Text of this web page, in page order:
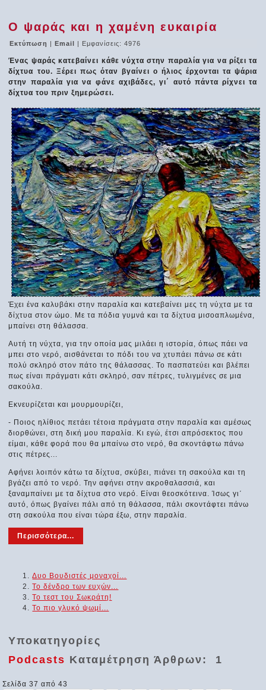
Ο ψαράς και η χαμένη ευκαιρία
Εκτύπωση |Email | Εμφανίσεις: 4976
Ένας ψαράς κατεβαίνει κάθε νύχτα στην παραλία για να ρίξει τα
δίχτυα του. Ξέρει πως όταν βγαίνει ο ήλιος έρχονται τα ψάρια
στην παραλία για να φάνε αχιβάδες, γι΄ αυτό πάντα ρίχνει τα
δίχτυα του πριν ξημερώσει.
Έχει ένα καλυβάκι στην παραλία και κατεβαίνει μες τη νύχτα με τα
δίχτυα στον ώμο. Με τα πόδια γυμνά και τα δίχτυα μισοαπλωμένα,
μπαίνει στη θάλασσα.
Αυτή τη νύχτα, για την οποία μας μιλάει η ιστορία, όπως πάει να
μπει στο νερό, αισθάνεται το πόδι του να χτυπάει πάνω σε κάτι
πολύ σκληρό στον πάτο της θάλασσας. Το πασπατεύει και βλέπει
πως είναι πράγματι κάτι σκληρό, σαν πέτρες, τυλιγμένες σε μια
σακούλα.
Εκνευρίζεται και μουρμουρίζει,
- Ποιος ηλίθιος πετάει τέτοια πράγματα στην παραλία και αμέσως
διορθώνει, στη δική μου παραλία. Κι εγώ, έτσι απρόσεκτος που
είμαι, κάθε φορά που θα μπαίνω στο νερό, θα σκοντάφτω πάνω
στις πέτρες...
Αφήνει λοιπόν κάτω τα δίχτυα, σκύβει, πιάνει τη σακούλα και τη
βγάζει από το νερό. Την αφήνει στην ακροθαλασσιά, και
ξαναμπαίνει με τα δίχτυα στο νερό. Είναι θεοσκότεινα. Ίσως γι΄
αυτό, όπως βγαίνει πάλι από τη θάλασσα, πάλι σκοντάφτει πάνω
στη σακούλα που είναι τώρα έξω, στην παραλία.
Περισσότερα...
Δυο Βουδιστές μοναχοί...
Το δένδρο των ευχών...
Το τεστ του Σωκράτη!
Το πιο γλυκό ψωμί...
Υποκατηγορίες
Podcasts Καταμέτρηση Άρθρων: 1
Σελίδα 37 από 43